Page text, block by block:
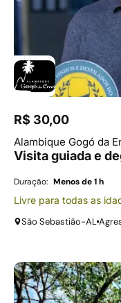
R$ 30,00
Alambique Gogó da
Visita guiada e
Duração: Menos de 1 h
Livre para todas as
São Sebastião-AL